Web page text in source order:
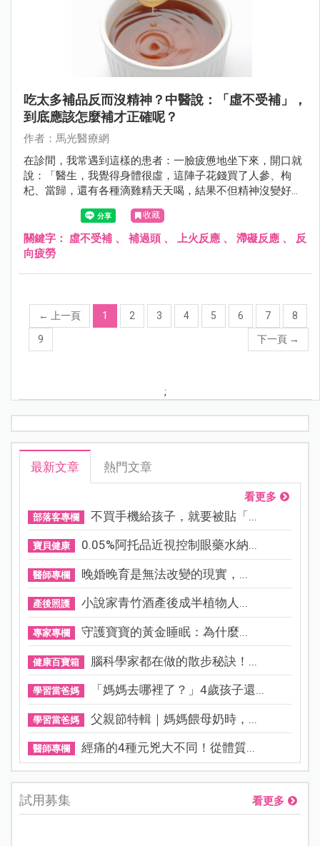
吃太多補品反而沒精神？中醫說：「虛不受補」，
到底應該怎麼補才正確呢？
作者：馬光醫療網
在診間，我常遇到這樣的患者：一臉疲憊地坐下來，開口就
說：「醫生，我覺得身體很虛，這陣子花錢買了人參、枸
杞、當歸，還有各種滴雞精天天喝，結果不但精神沒變好，
反而覺得身體更重、嘴巴破皮，甚至睡不著覺。是不是補錯
了？」其實，這通常不是補品的問題，而是您的身體「拒
絕」了這些補給。這在中醫裡有一個專有名詞，叫做——
「虛不受補」。
收藏
關鍵字： 虛不受補 、 補過頭 、 上火反應 、 滯礙反應 、 反
向疲勞
← 上一頁 1 2 3 4 5 6 7 8
9 下一頁 →
;
最新文章 熱門文章
看更多
部落客專欄 不買手機給孩子，就要被貼「...
寶貝健康 0.05%阿托品近視控制眼藥水納...
醫師專欄 晚婚晚育是無法改變的現實，...
產後照護 小說家青竹酒產後成半植物人...
專家專欄 守護寶寶的黃金睡眠：為什麼...
健康百寶箱 腦科學家都在做的散步秘訣！...
學習當爸媽 「媽媽去哪裡了？」4歲孩子還...
學習當爸媽 父親節特輯｜媽媽餵母奶時，...
醫師專欄 經痛的4種元兇大不同！從體質...
試用募集 看更多